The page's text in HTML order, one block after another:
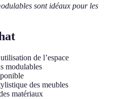
sont idéaux pour les
de l’espace
modulables
des meubles
matériaux